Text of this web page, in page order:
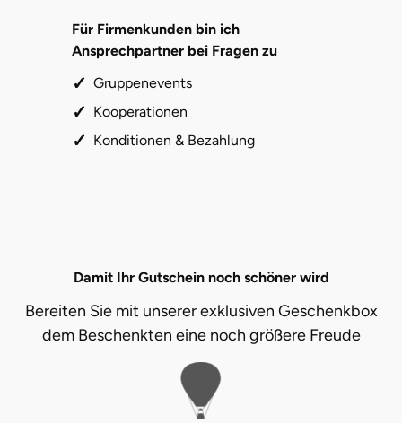
Für Firmenkunden bin ich
Ansprechpartner bei Fragen zu
Gruppenevents
Kooperationen
Konditionen & Bezahlung
Damit Ihr Gutschein noch schöner wird
Bereiten Sie mit unserer exklusiven Geschenkbox
dem Beschenkten eine noch größere Freude
Kamp-Lintfort
Kerken